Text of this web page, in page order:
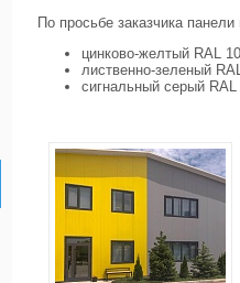
По просьбе заказчика
цинково-желтый RAL
лиственно-зеленый
сигнальный серый RAL